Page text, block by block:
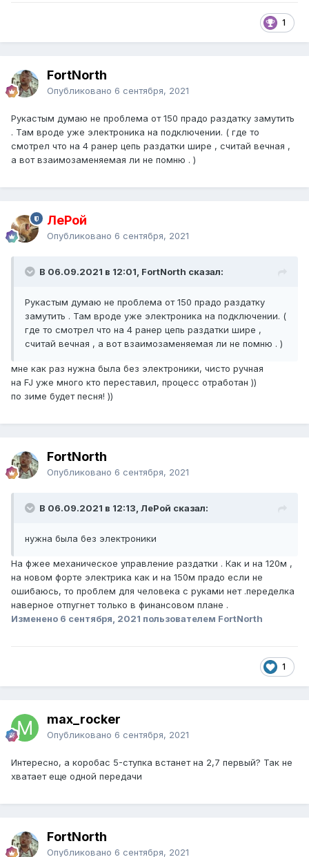
1
FоrtNorth
Опубликовано 6 сентября, 2021
Рукастым думаю не проблема от 150 прадо раздатку замутить
. Там вроде уже электроника на подключении. ( где то
смотрел что на 4 ранер цепь раздатки шире , считай вечная ,
а вот взаимозаменяемая ли не помню . )
ЛеРой
Опубликовано 6 сентября, 2021
В 06.09.2021 в 12:01, FоrtNorth сказал:
Рукастым думаю не проблема от 150 прадо раздатку
замутить . Там вроде уже электроника на подключении. (
где то смотрел что на 4 ранер цепь раздатки шире ,
считай вечная , а вот взаимозаменяемая ли не помню . )
мне как раз нужна была без электроники, чисто ручная
на FJ уже много кто переставил, процесс отработан ))
по зиме будет песня! ))
FоrtNorth
Опубликовано 6 сентября, 2021
В 06.09.2021 в 12:13, ЛеРой сказал:
нужна была без электроники
На фжее механическое управление раздатки . Как и на 120м ,
на новом форте электрика как и на 150м прадо если не
ошибаюсь, то проблем для человека с руками нет .переделка
наверное отпугнет только в финансовом плане .
Изменено 6 сентября, 2021 пользователем FоrtNorth
1
max_rocker
Опубликовано 6 сентября, 2021
Интересно, а коробас 5-ступка встанет на 2,7 первый? Так не
хватает еще одной передачи
FоrtNorth
Опубликовано 6 сентября, 2021